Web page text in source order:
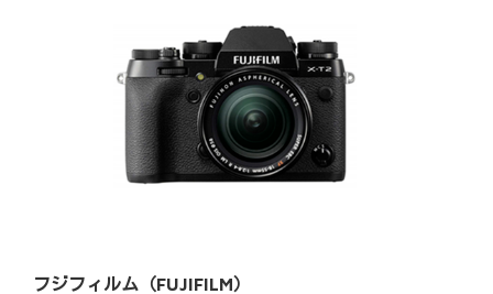
フジフィルム（FUJIFILM）